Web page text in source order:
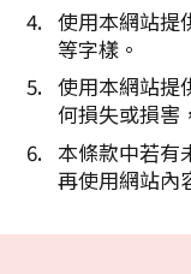
使用本網站提
等字樣。
使用本網站提
何損失或損害
本條款中若有
再使用網站內